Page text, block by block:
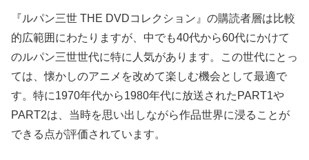
『ルパン三世 THE DVDコレクション』の購読者層は比較
的広範囲にわたりますが、中でも40代から60代にかけて
のルパン三世世代に特に人気があります。この世代にとっ
ては、懐かしのアニメを改めて楽しむ機会として最適で
す。特に1970年代から1980年代に放送されたPART1や
PART2は、当時を思い出しながら作品世界に浸ることが
できる点が評価されています。